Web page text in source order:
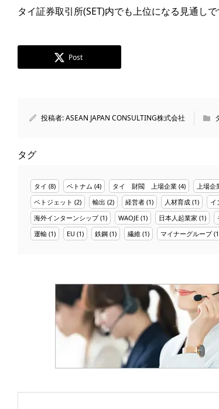
タイ証券取引所(SET)内でも上位になる見通しで
Post
投稿者:ASEAN JAPAN CONSULTING株式会社
タグ
タイ (8) ベトナム (4) タイ 財閥 上場企業 (4) 上場企
ベトジェット (2) 輸出 (2) 経営者 (1) 人材育成 (1) イ
海外インターンシップ(1) WAOJE (1) 日本人起業家 (1)
運輸 (1) EU (1) 鉄鋼 (1) 繊維 (1) マイナーグループ